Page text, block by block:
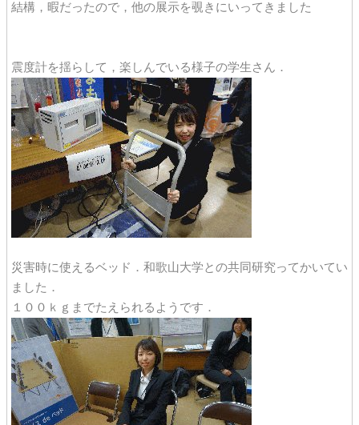
結構，暇だったので，他の展示を覗きにいってきました
震度計を揺らして，楽しんでいる様子の学生さん．
災害時に使えるベッド．和歌山大学との共同研究ってかいてい
ました．
１００ｋｇまでたえられるようです．